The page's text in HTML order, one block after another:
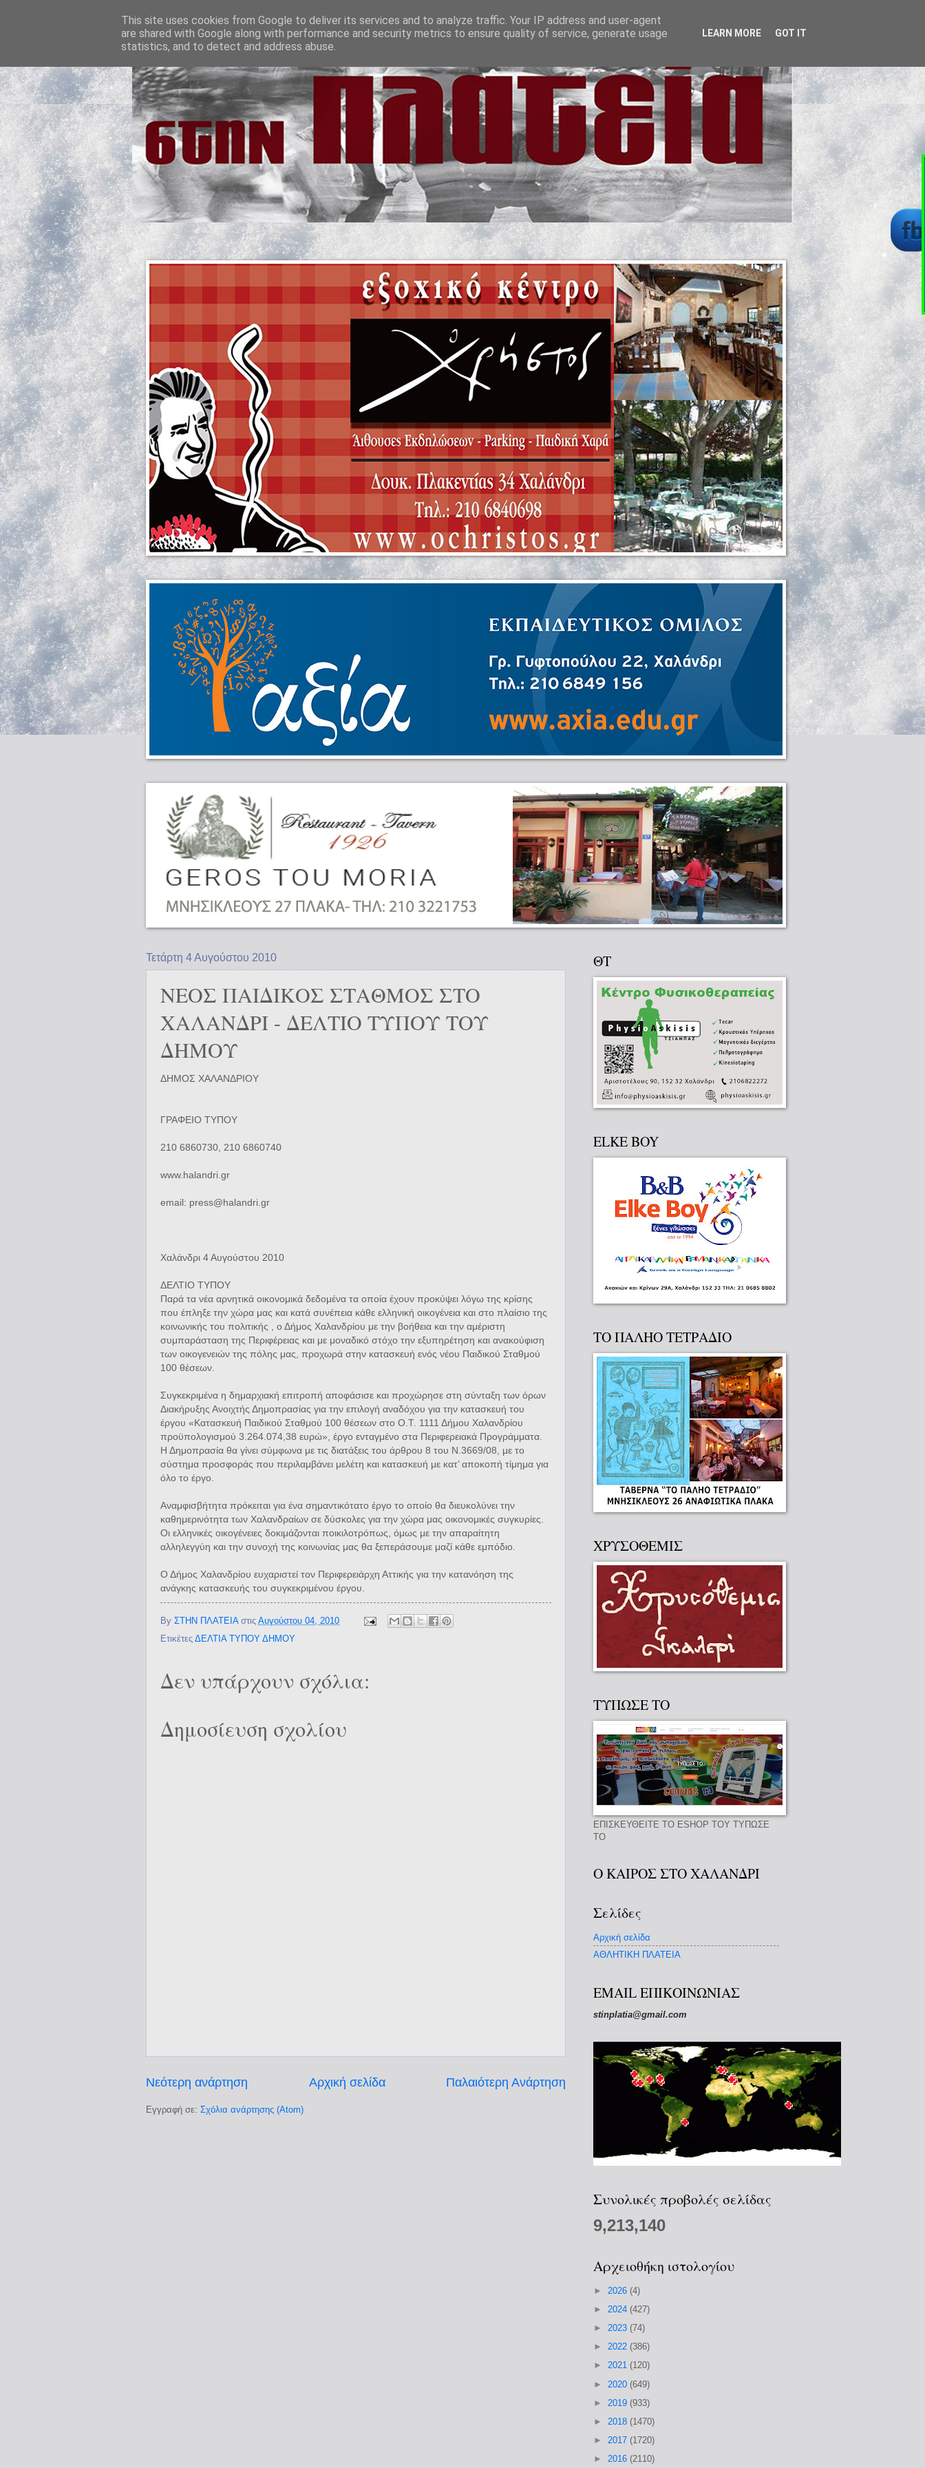
Τετάρτη 4 Αυγούστου 2010
ΝΕΟΣ ΠΑΙΔΙΚΟΣ ΣΤΑΘΜΟΣ ΣΤΟ
ΧΑΛΑΝΔΡΙ - ΔΕΛΤΙΟ ΤΥΠΟΥ ΤΟΥ
ΔΗΜΟΥ
ΔΗΜΟΣ ΧΑΛΑΝΔΡΙΟΥ
ΓΡΑΦΕΙΟ ΤΥΠΟΥ
210 6860730, 210 6860740
www.halandri.gr
email: press@halandri.gr
Χαλάνδρι 4 Αυγούστου 2010
ΔΕΛΤΙΟ ΤΥΠΟΥ
Παρά τα νέα αρνητικά οικονομικά δεδομένα τα οποία έχουν προκύψει λόγω της κρίσης
που έπληξε την χώρα μας και κατά συνέπεια κάθε ελληνική οικογένεια και στο πλαίσιο της
κοινωνικής του πολιτικής , ο Δήμος Χαλανδρίου με την βοήθεια και την αμέριστη
συμπαράσταση της Περιφέρειας και με μοναδικό στόχο την εξυπηρέτηση και ανακούφιση
των οικογενειών της πόλης μας, προχωρά στην κατασκευή ενός νέου Παιδικού Σταθμού
100 θέσεων.
Συγκεκριμένα η δημαρχιακή επιτροπή αποφάσισε και προχώρησε στη σύνταξη των όρων
Διακήρυξης Ανοιχτής Δημοπρασίας για την επιλογή αναδόχου για την κατασκευή του
έργου «Κατασκευή Παιδικού Σταθμού 100 θέσεων στο Ο.Τ. 1111 Δήμου Χαλανδρίου
προϋπολογισμού 3.264.074,38 ευρώ», έργο ενταγμένο στα Περιφερειακά Προγράμματα.
Η Δημοπρασία θα γίνει σύμφωνα με τις διατάξεις του άρθρου 8 του Ν.3669/08, με το
σύστημα προσφοράς που περιλαμβάνει μελέτη και κατασκευή με κατ’ αποκοπή τίμημα για
όλο το έργο.
Αναμφισβήτητα πρόκειται για ένα σημαντικότατο έργο το οποίο θα διευκολύνει την
καθημερινότητα των Χαλανδραίων σε δύσκολες για την χώρα μας οικονομικές συγκυρίες.
Οι ελληνικές οικογένειες δοκιμάζονται ποικιλοτρόπως, όμως με την απαραίτητη
αλληλεγγύη και την συνοχή της κοινωνίας μας θα ξεπεράσουμε μαζί κάθε εμπόδιο.
Ο Δήμος Χαλανδρίου ευχαριστεί τον Περιφερειάρχη Αττικής για την κατανόηση της
ανάγκης κατασκευής του συγκεκριμένου έργου.
By ΣΤΗΝ ΠΛΑΤΕΙΑ στις Αυγούστου 04, 2010
Ετικέτες ΔΕΛΤΙΑ ΤΥΠΟΥ ΔΗΜΟΥ
Δεν υπάρχουν σχόλια:
Δημοσίευση σχολίου
Νεότερη ανάρτηση Παλαιότερη Ανάρτηση
Αρχική σελίδα
Εγγραφή σε: Σχόλια ανάρτησης (Atom)
ΘΤ
ELKE BOY
ΤΟ ΠΑΛΗΟ ΤΕΤΡΑΔΙΟ
ΧΡΥΣΟΘΕΜΙΣ
ΤΥΠΩΣΕ ΤΟ
ΕΠΙΣΚΕΥΘΕΙΤΕ ΤΟ ESHOP ΤΟΥ ΤΥΠΩΣΕ
ΤΟ
Ο ΚΑΙΡΟΣ ΣΤΟ ΧΑΛΑΝΔΡΙ
Σελίδες
Αρχική σελίδα
ΑΘΛΗΤΙΚΗ ΠΛΑΤΕΙΑ
EMAIL ΕΠΙΚΟΙΝΩΝΙΑΣ
stinplatia@gmail.com
Συνολικές προβολές σελίδας
9,213,140
Αρχειοθήκη ιστολογίου
► 2026 (4)
► 2024 (427)
► 2023 (74)
► 2022 (386)
► 2021 (120)
► 2020 (649)
► 2019 (933)
► 2018 (1470)
► 2017 (1720)
► 2016 (2110)
This site uses cookies from Google to deliver its services and to analyze traffic. Your IP address and user-agent
are shared with Google along with performance and security metrics to ensure quality of service, generate usage
statistics, and to detect and address abuse.
LEARN MORE GOT IT